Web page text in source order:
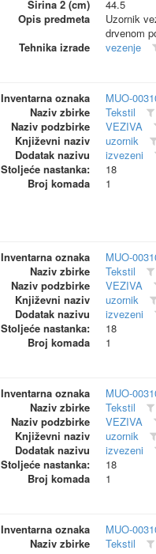
Širina 2 (cm)
44.5
Opis predmeta
Uzornik
drvenom
Tehnika izrade
vezenje
Inventarna oznaka
MUO-
Naziv zbirke
Tekstil
Naziv podzbirke
VEZIVA
Književni naziv
uzornik
Dodatak nazivu
izvezeni
Stoljeće nastanka:
18
Broj komada
1
Inventarna oznaka
MUO-
Naziv zbirke
Tekstil
Naziv podzbirke
VEZIVA
Književni naziv
uzornik
Dodatak nazivu
izvezeni
Stoljeće nastanka:
18
Broj komada
1
Inventarna oznaka
MUO-
Naziv zbirke
Tekstil
Naziv podzbirke
VEZIVA
Književni naziv
uzornik
Dodatak nazivu
izvezeni
Stoljeće nastanka:
18
Broj komada
1
Inventarna oznaka
MUO-
Naziv zbirke
Tekstil